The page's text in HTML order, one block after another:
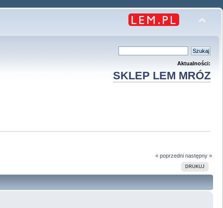
Aktualności:
SKLEP LEM MRÓZ
« poprzedni następny »
DRUKUJ